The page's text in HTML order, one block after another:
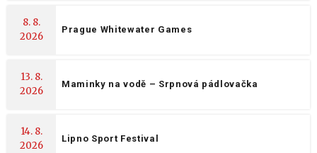
8. 8.
2026
Prague Whitewater Games
13. 8.
2026
Maminky na vodě – Srpnová pádlovačka
14. 8.
2026
Lipno Sport Festival